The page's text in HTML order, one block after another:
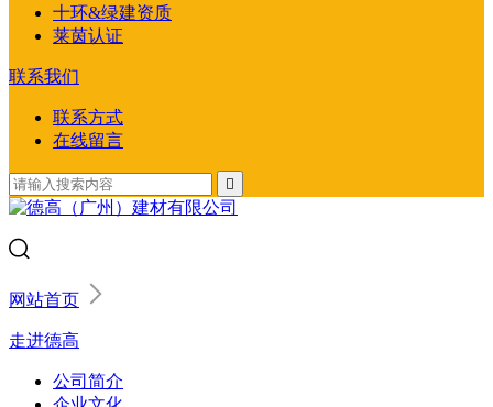
十环&绿建资质
莱茵认证
联系我们
联系方式
在线留言

网站首页
走进德高
公司简介